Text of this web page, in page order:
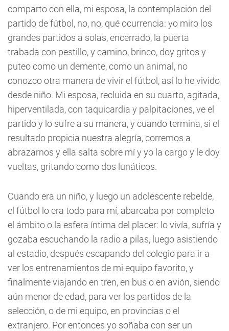
comparto con ella, mi esposa, la contemplación del
partido de fútbol, no, no, qué ocurrencia: yo miro los
grandes partidos a solas, encerrado, la puerta
trabada con pestillo, y camino, brinco, doy gritos y
puteo como un demente, como un animal, no
conozco otra manera de vivir el fútbol, así lo he vivido
desde niño. Mi esposa, recluida en su cuarto, agitada,
hiperventilada, con taquicardia y palpitaciones, ve el
partido y lo sufre a su manera, y cuando termina, si el
resultado propicia nuestra alegría, corremos a
abrazarnos y ella salta sobre mí y yo la cargo y le doy
vueltas, gritando como dos lunáticos.
Cuando era un niño, y luego un adolescente rebelde,
el fútbol lo era todo para mí, abarcaba por completo
el ámbito o la esfera íntima del placer: lo vivía, sufría y
gozaba escuchando la radio a pilas, luego asistiendo
al estadio, después escapando del colegio para ir a
ver los entrenamientos de mi equipo favorito, y
finalmente viajando en tren, en bus o en avión, siendo
aún menor de edad, para ver los partidos de la
selección, o de mi equipo, en provincias o el
extranjero. Por entonces yo soñaba con ser un